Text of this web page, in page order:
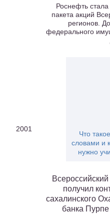
2001
Роснефть
пакета акций
регионов.
федерального
Что
словами и
нужно
получил
сахалинского
банка